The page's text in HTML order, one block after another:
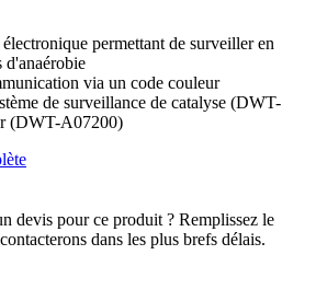
permettant de surveiller en
d'anaérobie
via un code couleur
de surveillance de catalyse (DWT-
(DWT-A07200)
devis pour ce produit ? Remplissez le
dans les plus brefs délais.